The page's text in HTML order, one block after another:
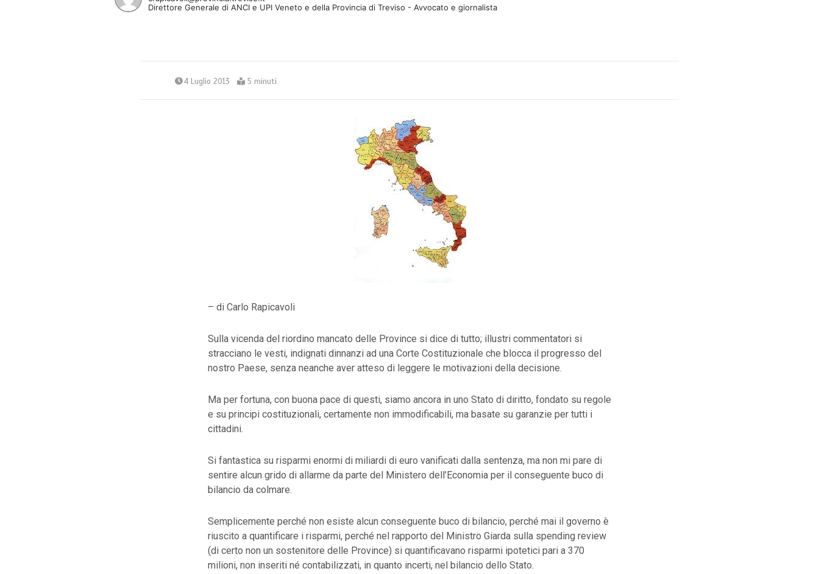
Direttore Generale di ANCI e UPI Veneto e della Provincia di Treviso - Avvocato e giornalista
4 Luglio 2013 5 minuti
– di Carlo Rapicavoli
Sulla vicenda del riordino mancato delle Province si dice di tutto; illustri commentatori si
stracciano le vesti, indignati dinnanzi ad una Corte Costituzionale che blocca il progresso del
nostro Paese, senza neanche aver atteso di leggere le motivazioni della decisione.
Ma per fortuna, con buona pace di questi, siamo ancora in uno Stato di diritto, fondato su regole
e su principi costituzionali, certamente non immodificabili, ma basate su garanzie per tutti i
cittadini.
Si fantastica su risparmi enormi di miliardi di euro vanificati dalla sentenza, ma non mi pare di
sentire alcun grido di allarme da parte del Ministero dell’Economia per il conseguente buco di
bilancio da colmare.
Semplicemente perché non esiste alcun conseguente buco di bilancio, perché mai il governo è
riuscito a quantificare i risparmi, perché nel rapporto del Ministro Giarda sulla spending review
(di certo non un sostenitore delle Province) si quantificavano risparmi ipotetici pari a 370
milioni, non inseriti né contabilizzati, in quanto incerti, nel bilancio dello Stato.